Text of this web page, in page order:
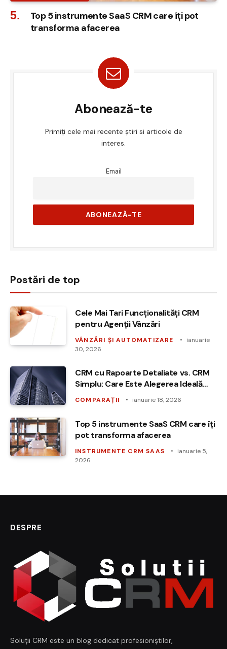
Top 5 instrumente SaaS CRM care îți pot
transforma afacerea
Abonează-te
Primiți cele mai recente știri si articole de
interes.
Email
Postări de top
Cele Mai Tari Funcționalități CRM
pentru Agenții Vânzări
VÂNZĂRI ȘI AUTOMATIZARE
ianuarie
30, 2026
CRM cu Rapoarte Detaliate vs. CRM
Simplu: Care Este Alegerea Ideală
pentru Afacerea Ta?
COMPARAȚII ianuarie 18, 2026
Top 5 instrumente SaaS CRM care îți
pot transforma afacerea
INSTRUMENTE CRM SAAS
ianuarie 5,
2026
DESPRE
Soluții CRM este un blog dedicat profesioniștilor,